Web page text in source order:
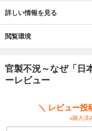
詳しい情報を見る
閲覧環境
官製不況～なぜ「日
ーレビュー
＼ レビュー投
※購入済